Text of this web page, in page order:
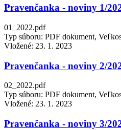
Pravenčanka - noviny 1/
01_2022.pdf
Typ súboru: PDF dokument,
Vložené: 23. 1. 2023
Pravenčanka - noviny 2/
02_2022.pdf
Typ súboru: PDF dokument,
Vložené: 23. 1. 2023
Pravenčanka - noviny 3/